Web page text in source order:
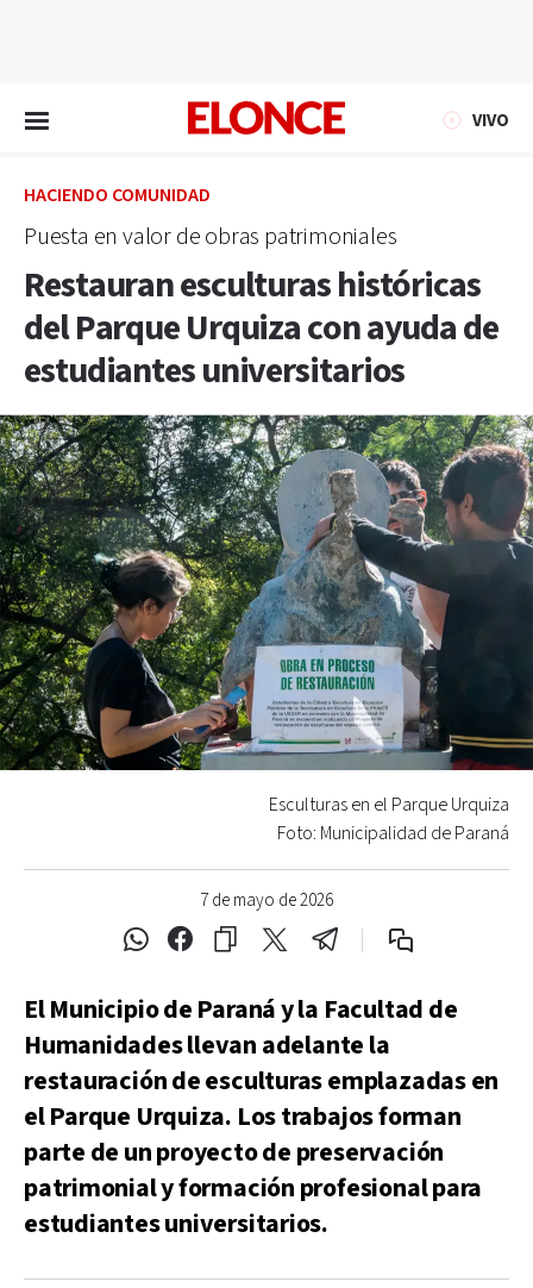
VIVO
HACIENDO COMUNIDAD
Puesta en valor de obras patrimoniales
Restauran esculturas históricas
del Parque Urquiza con ayuda de
estudiantes universitarios
7 de mayo de 2026
Esculturas en el Parque Urquiza
Foto: Municipalidad de Paraná
El Municipio de Paraná y la Facultad de
Humanidades llevan adelante la
restauración de esculturas emplazadas en
el Parque Urquiza. Los trabajos forman
parte de un proyecto de preservación
patrimonial y formación profesional para
estudiantes universitarios.